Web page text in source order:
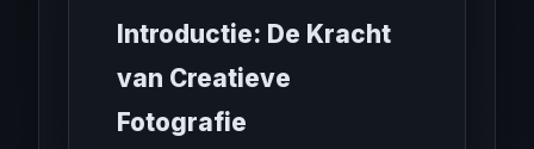
Introductie: De Kracht
van Creatieve
Fotografie